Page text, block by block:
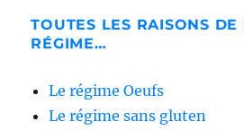
TOUTES LES RAISONS DE
RÉGIME…
Le régime Oeufs
Le régime sans gluten